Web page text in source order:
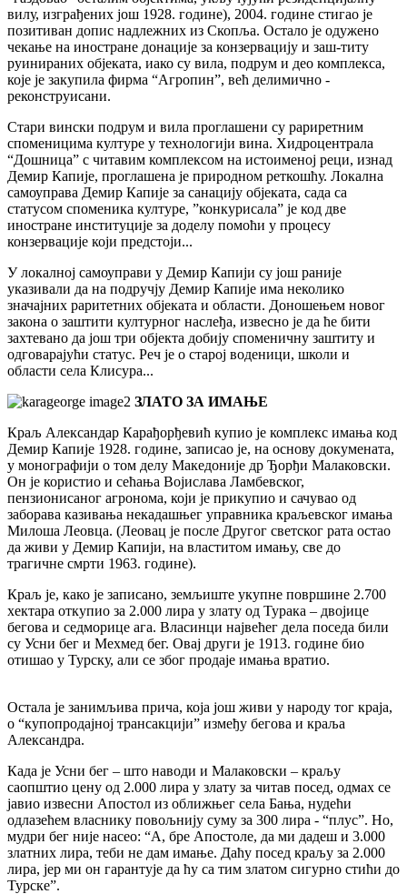
вилу, изграђених још 1928. године), 2004. године стигао је
позитиван допис надлежних из Скопља. Остало је одужено
чекање на иностране донације за конзервацију и заш-титу
руинираних објеката, иако су вила, подрум и део комплекса,
које је закупила фирма “Агропин”, већ делимично -
реконструисани.
Стари вински подрум и вила проглашени су рариретним
споменицима културе у технологији вина. Хидроцентрала
“Дошница” с читавим комплексом на истоименој реци, изнад
Демир Капије, проглашена је природном реткошћу. Локална
самоуправа Демир Капије за санацију објеката, сада са
статусом споменика културе, ”конкурисала” је код две
иностране институције за доделу помоћи у процесу
конзервације који предстоји...
У локалној самоуправи у Демир Капији су још раније
указивали да на подручју Демир Капије има неколико
значајних раритетних објеката и области. Доношењем новог
закона о заштити културног наслеђа, извесно је да ће бити
захтевано да још три објекта добију споменичну заштиту и
одговарајући статус. Реч је о старој воденици, школи и
области села Клисура...
ЗЛАТО ЗА ИМАЊЕ
Краљ Александар Карађорђевић купио је комплекс имања код
Демир Капије 1928. године, записао је, на основу докумената,
у монографији о том делу Македоније др Ђорђи Малаковски.
Он је користио и сећања Војислава Ламбевског,
пензионисаног агронома, који је прикупио и сачувао од
заборава казивања некадашњег управника краљевског имања
Милоша Леовца. (Леовац је после Другог светског рата остао
да живи у Демир Капији, на властитом имању, све до
трагичне смрти 1963. године).
Краљ је, како је записано, земљиште укупне површине 2.700
хектара откупио за 2.000 лира у злату од Турака – двојице
бегова и седморице ага. Власинци највећег дела поседа били
су Усни бег и Мехмед бег. Овај други је 1913. године био
отишао у Турску, али се због продаје имања вратио.
Остала је занимљива прича, која још живи у народу тог краја,
о “купопродајној трансакцији” између бегова и краља
Александра.
Када је Усни бег – што наводи и Малаковски – краљу
саопштио цену од 2.000 лира у злату за читав посед, одмах се
јавио извесни Апостол из оближњег села Бања, нудећи
одлазећем власнику повољнију суму за 300 лира - “плус”. Но,
мудри бег није насео: “А, бре Апостоле, да ми дадеш и 3.000
златних лира, теби не дам имање. Даћу посед краљу за 2.000
лира, јер ми он гарантује да ћу са тим златом сигурно стићи до
Турске”.